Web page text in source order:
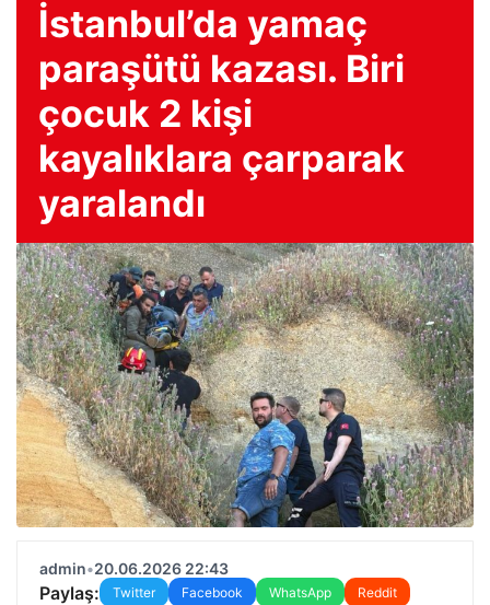
İstanbul’da yamaç
paraşütü kazası. Biri
çocuk 2 kişi
kayalıklara çarparak
yaralandı
admin•20.06.2026 22:43
Paylaş: Twitter Facebook WhatsApp
Reddit